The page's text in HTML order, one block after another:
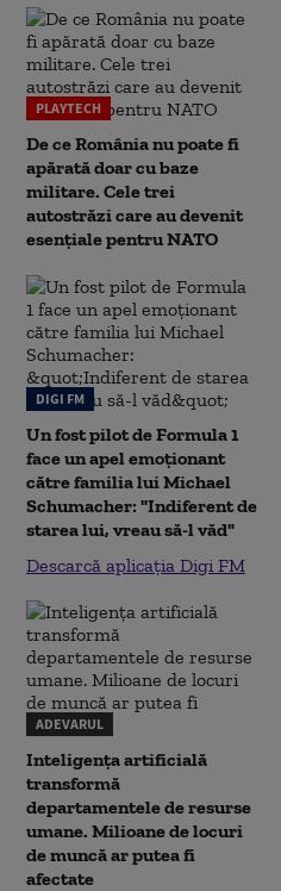
PLAYTECH
De ce România nu poate fi
apărată doar cu baze
militare. Cele trei
autostrăzi care au devenit
esențiale pentru NATO
DIGI FM
Un fost pilot de Formula 1
face un apel emoționant
către familia lui Michael
Schumacher: "Indiferent de
starea lui, vreau să-l văd"
Descarcă aplicația Digi FM
ADEVARUL
Inteligența artificială
transformă
departamentele de resurse
umane. Milioane de locuri
de muncă ar putea fi
afectate